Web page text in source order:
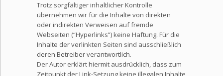
Trotz sorgfältiger inhaltlicher Kontrolle
übernehmen wir für die Inhalte von direkten
oder indirekten Verweisen auf fremde
Webseiten (“Hyperlinks”) keine Haftung. Für die
Inhalte der verlinkten Seiten sind ausschließlich
deren Betreiber verantwortlich.
Der Autor erklärt hiermit ausdrücklich, dass zum
Zeitpunkt der Link-Setzung keine illegalen Inhalte